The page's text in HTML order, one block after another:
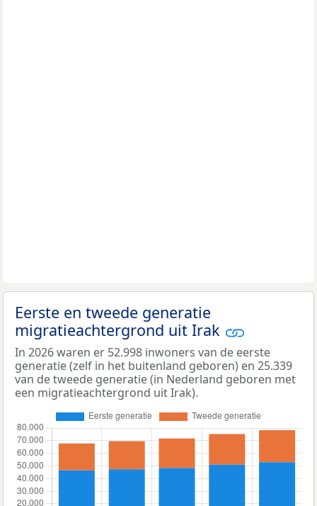
Eerste en tweede generatie
migratieachtergrond uit Irak
In 2026 waren er 52.998 inwoners van de eerste
generatie (zelf in het buitenland geboren) en 25.339
van de tweede generatie (in Nederland geboren met
een migratieachtergrond uit Irak).